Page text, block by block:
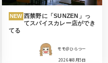
NEW 西禁野に「SUNZEN」っ
てスパイスカレー店ができ
てる
モモ＠ひらつー
2026年8月5日